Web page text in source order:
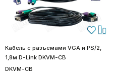
Кабель с разъемами VGA и PS/2,
1,8м D-Link DKVM-CB
DKVM-CB